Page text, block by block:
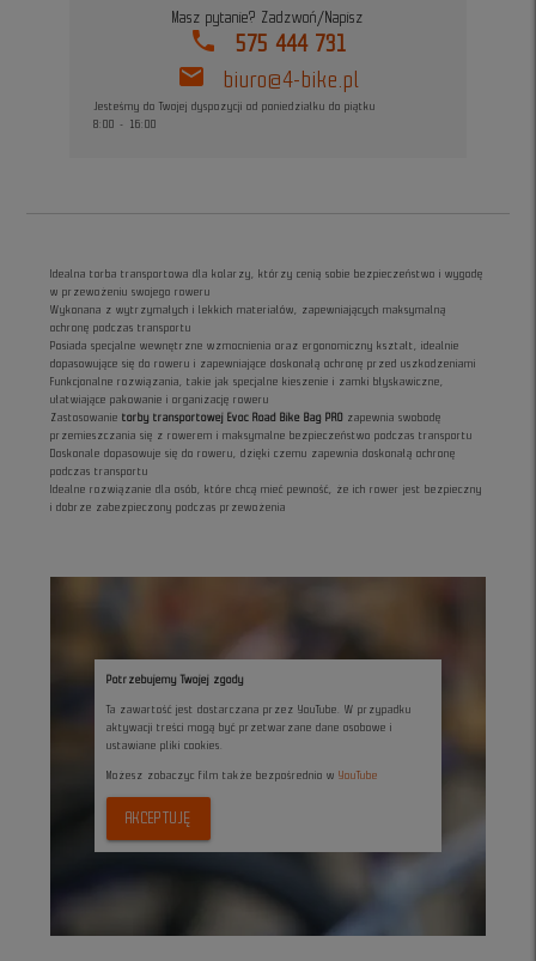
Masz pytanie? Zadzwoń/Napisz
phone 575 444 731
mail biuro@4-bike.pl
Jesteśmy do Twojej dyspozycji od poniedziałku do piątku
8:00 - 16:00
Idealna torba transportowa dla kolarzy, którzy cenią sobie bezpieczeństwo i wygodę
w przewożeniu swojego roweru
Wykonana z wytrzymałych i lekkich materiałów, zapewniających maksymalną
ochronę podczas transportu
Posiada specjalne wewnętrzne wzmocnienia oraz ergonomiczny kształt, idealnie
dopasowujące się do roweru i zapewniające doskonałą ochronę przed uszkodzeniami
Funkcjonalne rozwiązania, takie jak specjalne kieszenie i zamki błyskawiczne,
ułatwiające pakowanie i organizację roweru
Zastosowanietorby transportowej Evoc Road Bike Bag PRO zapewnia swobodę
przemieszczania się z rowerem i maksymalne bezpieczeństwo podczas transportu
Doskonale dopasowuje się do roweru, dzięki czemu zapewnia doskonałą ochronę
podczas transportu
Idealne rozwiązanie dla osób, które chcą mieć pewność, że ich rower jest bezpieczny
i dobrze zabezpieczony podczas przewożenia
Potrzebujemy Twojej zgody
Ta zawartość jest dostarczana przez YouTube. W przypadku
aktywacji treści mogą być przetwarzane dane osobowe i
ustawiane pliki cookies.
Możesz zobaczyc film także bezpośrednio w YouTube
AKCEPTUJĘ